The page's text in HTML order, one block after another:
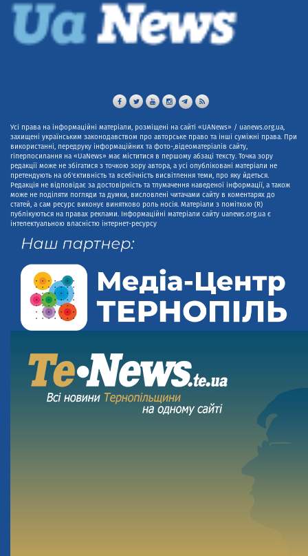
Усі права на інформаційні матеріали, розміщені на сайті «UANews» / uanews.org.ua,
захищені українським законодавством про авторське право та інші суміжні права. При
використанні, передруку інформаційних та фото-,відеоматеріалів сайту,
гіперпосилання на «UaNews» має міститися в першому абзаці тексту. Точка зору
редакції може не збігатися з точкою зору автора, а усі опубліковані матеріали не
претендують на об'єктивність та всебічність висвітлення теми, про яку йдеться.
Редакція не відповідає за достовірність та тлумачення наведеної інформації, а також
може не поділяти погляди та думки, висловлені читачами сайту в коментарях до
статей, а сам ресурс виконує винятково роль носія. Матеріали з поміткою (R)
публікуються на правах реклами. Інформаційні матеріали сайту uanews.org.ua є
інтелектуальною власністю інтернет-ресурсу